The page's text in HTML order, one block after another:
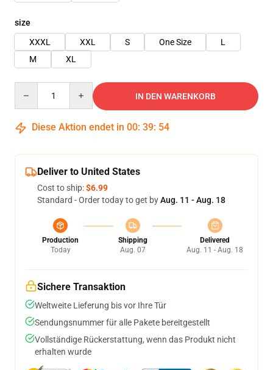
size
XXXL
XXL S One Size
L
M
XL
IN DEN WARENKORB
Diese Aktion endet in 00: 39: 52
Deliver to United States
Cost to ship:$6.99
Standard - Order today to get byAug. 11 - Aug. 18
Production
Today
Shipping
Aug. 07
Delivered
Aug. 11 - Aug. 18
Sichere Transaktion
Weltweite Lieferung bis vor Ihre Tür
Sendungsnummer für alle Pakete bereitgestellt
Vollständige Rückerstattung, wenn das Produkt nicht
erhalten wurde